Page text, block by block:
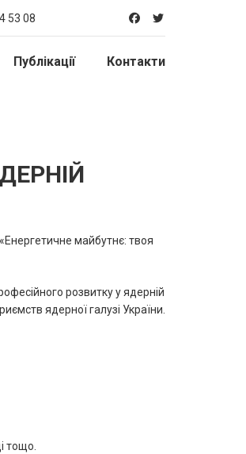
53 08
Публікації Контакти
майбутнє: твоя
розвитку у ядерній
ядерної галузі України.
тощо.